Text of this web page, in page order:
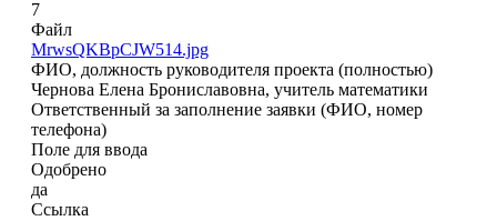
7
Файл
MrwsQKBpCJW514.jpg
ФИО, должность руководителя проекта (полностью)
Чернова Елена Брониславовна, учитель математики
Ответственный за заполнение заявки (ФИО, номер
телефона)
Поле для ввода
Одобрено
да
Ссылка